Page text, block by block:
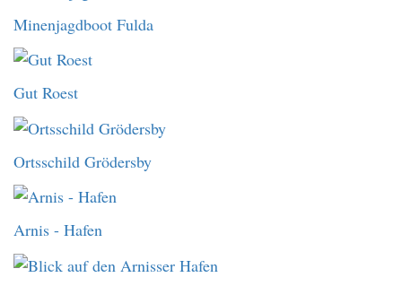
Minenjagdboot Fulda
Gut Roest
Ortsschild Grödersby
Arnis - Hafen